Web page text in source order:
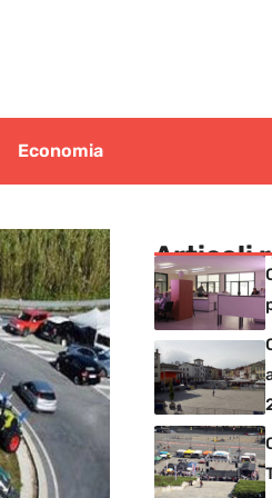
Economia
Articoli